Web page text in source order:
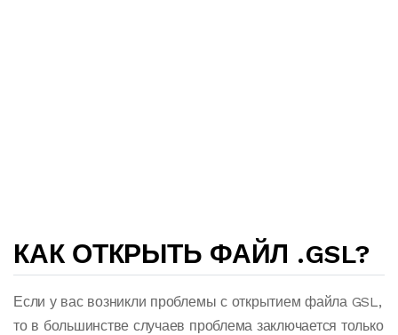
КАК ОТКРЫТЬ ФАЙЛ .GSL?
Если у вас возникли проблемы с открытием файла GSL,
то в большинстве случаев проблема заключается только